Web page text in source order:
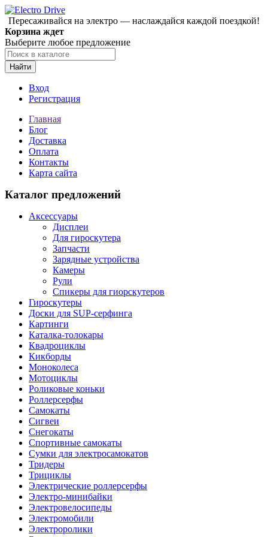
Пересаживайся на электро — наслаждайся каждой поездкой!
Корзина ждет
Выберите любое предложение
Найти
Вход
Регистрация
Главная
Блог
Доставка
Оплата
Контакты
Карта сайта
Каталог предложений
Аксессуары
Дисплеи
Для гироскутера
Запчасти
Зарядные устройства
Камеры
Рули
Спикеры для гиорскутеров
Гироскутеры
Доски для SUP-серфинга
Картинги
Каталка-толокары
Квадроциклы
Кикборды
Моноколеса
Мотоциклы
Роликовые коньки
Роллерсерфы
Самокаты
Сигвеи
Снегокаты
Спортивные самокаты
Сумки для электросамокатов
Тридеры
Трициклы
Электрические роллерсерфы
Электро-минибайки
Электровелосипеды
Электромобили
Электроролики